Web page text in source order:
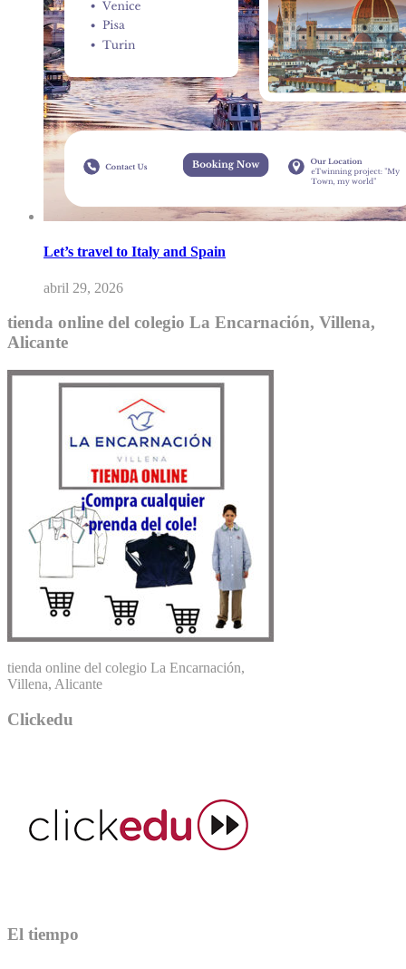
Let’s travel to Italy and Spain
abril 29, 2026
tienda online del colegio La Encarnación, Villena,
Alicante
tienda online del colegio La Encarnación,
Villena, Alicante
Clickedu
El tiempo